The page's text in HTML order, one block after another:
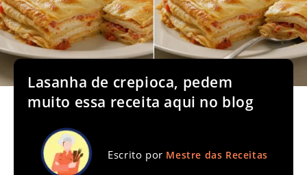
Lasanha de crepioca, pedem
muito essa receita aqui no blog
Escrito por Mestre das Receitas